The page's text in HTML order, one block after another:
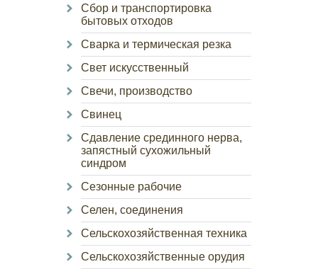
Сбор и транспортировка
бытовых отходов
Сварка и термическая резка
Свет искусственный
Свечи, производство
Свинец
Сдавление срединного нерва,
запястный сухожильный
синдром
Сезонные рабочие
Селен, соединения
Сельскохозяйственная техника
Сельскохозяйственные орудия